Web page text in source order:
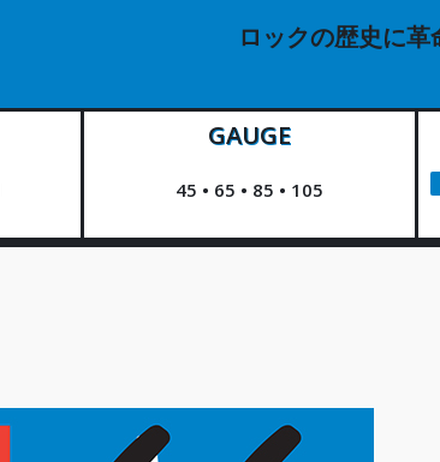
ロックの歴史に
GAUGE
45 • 65 • 85 • 105